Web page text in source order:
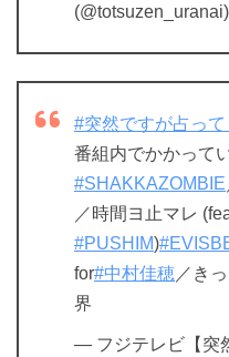
(@totsuzen_uranai)
#突然ですが占っ
番組内でかかって
#SHAKKAZOMBIE
／時間ヨ止マレ
#PUSHIM)
for#中村佳穂 ／き
界
— フジテレビ【突